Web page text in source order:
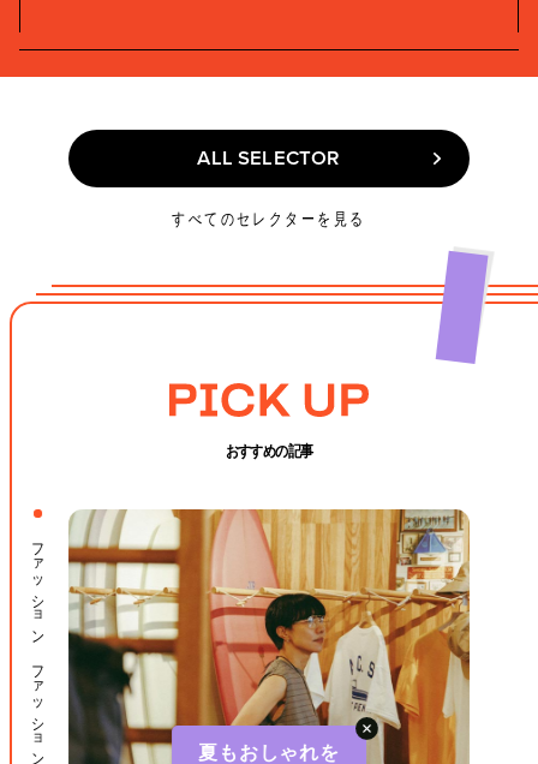
ALL SELECTOR
ALL SELECTOR
すべてのセレクターを見る
おすすめの記事
夏もおしゃれを
ファッション ファッション小物